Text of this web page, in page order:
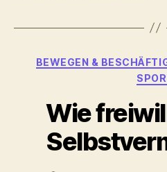
BEWEGEN &
Wie